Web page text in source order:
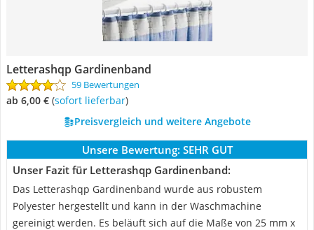
Letterashqp Gardinenband
59 Bewertungen
ab 6,00 € ( Sofort lieferbar)
Preisvergleich und weitere Angebote
Unsere Bewertung: SEHR GUT
Unser Fazit für Letterashqp Gardinenband:
Das Letterashqp Gardinenband wurde aus robustem
Polyester hergestellt und kann in der Waschmachine
gereinigt werden. Es beläuft sich auf die Maße von 25 mm x